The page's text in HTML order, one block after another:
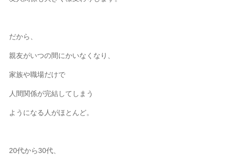
だから、
親友がいつの間にかいなくなり、
家族や職場だけで
人間関係が完結してしまう
ようになる人がほとんど。
20代から30代、